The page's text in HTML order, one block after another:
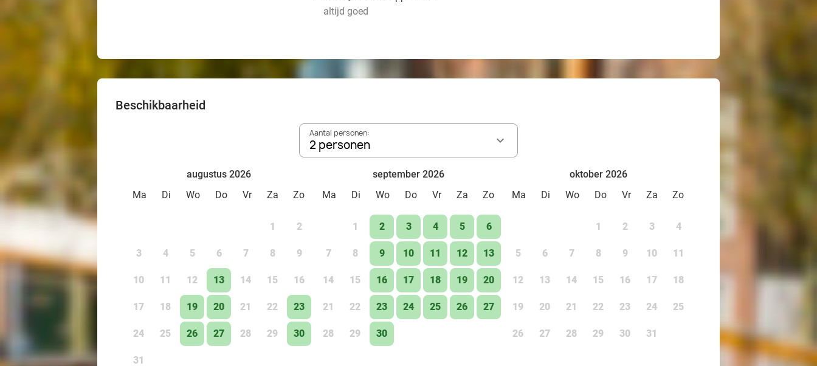
altijd goed
Beschikbaarheid
Aantal personen:
2 personen
augustus 2026
Ma
Di Wo Do Vr Za Zo
1 2
3 4 5 6 7 8 9
10 11 12 13 14 15 16
17 18 19 20 21 22 23
24 25 26 27 28 29 30
31
september 2026
Ma
Di Wo Do Vr Za Zo
1 2 3 4 5 6
7 8 9 10 11 12 13
14 15 16 17 18 19 20
21 22 23 24 25 26 27
28 29 30
oktober 2026
Ma
Di Wo Do Vr Za Zo
1 2 3 4
5 6 7 8 9 10 11
12 13 14 15 16 17 18
19 20 21 22 23 24 25
26 27 28 29 30 31